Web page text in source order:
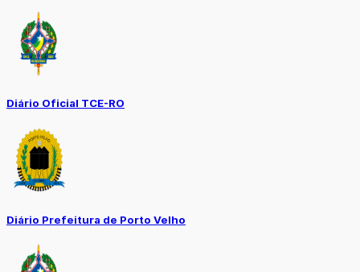
Diário Oficial TCE-RO
Diário Prefeitura de Porto Velho